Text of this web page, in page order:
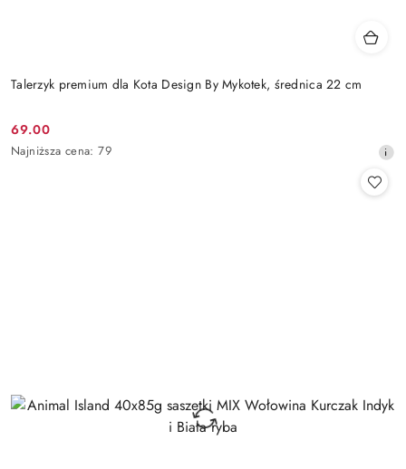
Talerzyk premium dla Kota Design By Mykotek, średnica 22 cm
Cena
promocyjna:
69.00
Najniższa
Najniższa cena: 79